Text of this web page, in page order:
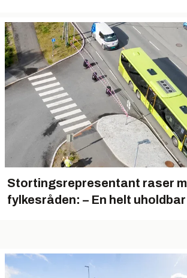
Stortingsrepresentant raser
fylkesråden: – En helt